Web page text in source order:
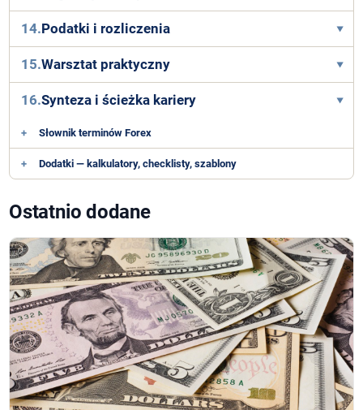
14.Podatki i rozliczenia
15.Warsztat praktyczny
16.Synteza i ścieżka kariery
+ Słownik terminów Forex
+ Dodatki — kalkulatory, checklisty, szablony
Ostatnio dodane